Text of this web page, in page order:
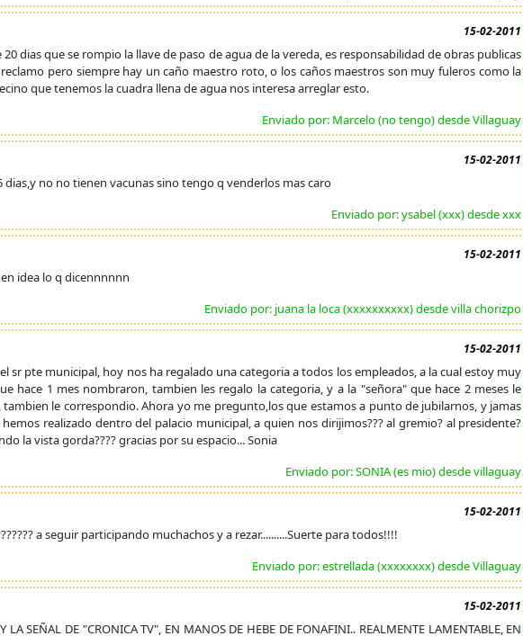
15-02-2011
dias que se rompio la llave de paso de agua de la vereda, es responsabilidad de obras publicas
pero siempre hay un caño maestro roto, o los caños maestros son muy fuleros como la
que tenemos la cuadra llena de agua nos interesa arreglar esto.
Enviado por: Marcelo (no tengo) desde Villaguay
15-02-2011
no no tienen vacunas sino tengo q venderlos mas caro
Enviado por: ysabel (xxx) desde xxx
15-02-2011
idea lo q dicennnnnn
Enviado por: juana la loca (xxxxxxxxxx) desde villa chorizpo
15-02-2011
sr pte municipal, hoy nos ha regalado una categoria a todos los empleados, a la cual estoy muy
hace 1 mes nombraron, tambien les regalo la categoria, y a la "señora" que hace 2 meses le
le correspondio. Ahora yo me pregunto,los que estamos a punto de jubilarnos, y jamas
realizado dentro del palacio municipal, a quien nos dirijimos??? al gremio? al presidente?
la vista gorda???? gracias por su espacio... Sonia
Enviado por: SONIA (es mio) desde villaguay
15-02-2011
a seguir participando muchachos y a rezar..........Suerte para todos!!!!
Enviado por: estrellada (xxxxxxxx) desde Villaguay
15-02-2011
LA SEÑAL DE "CRONICA TV", EN MANOS DE HEBE DE FONAFINI.. REALMENTE LAMENTABLE, EN